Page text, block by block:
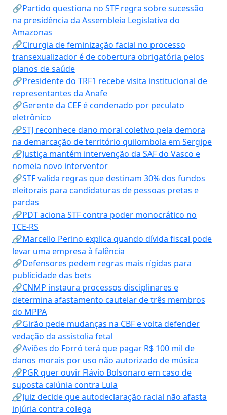
🔗Partido questiona no STF regra sobre sucessão
na presidência da Assembleia Legislativa do
Amazonas
🔗Cirurgia de feminização facial no processo
transexualizador é de cobertura obrigatória pelos
planos de saúde
🔗Presidente do TRF1 recebe visita institucional de
representantes da Anafe
🔗Gerente da CEF é condenado por peculato
eletrônico
🔗STJ reconhece dano moral coletivo pela demora
na demarcação de território quilombola em Sergipe
🔗Justiça mantém intervenção da SAF do Vasco e
nomeia novo interventor
🔗STF valida regras que destinam 30% dos fundos
eleitorais para candidaturas de pessoas pretas e
pardas
🔗PDT aciona STF contra poder monocrático no
TCE-RS
🔗Marcello Perino explica quando dívida fiscal pode
levar uma empresa à falência
🔗Defensores pedem regras mais rígidas para
publicidade das bets
🔗CNMP instaura processos disciplinares e
determina afastamento cautelar de três membros
do MPPA
🔗Girão pede mudanças na CBF e volta defender
vedação da assistolia fetal
🔗Aviões do Forró terá que pagar R$ 100 mil de
danos morais por uso não autorizado de música
🔗PGR quer ouvir Flávio Bolsonaro em caso de
suposta calúnia contra Lula
🔗Juiz decide que autodeclaração racial não afasta
injúria contra colega